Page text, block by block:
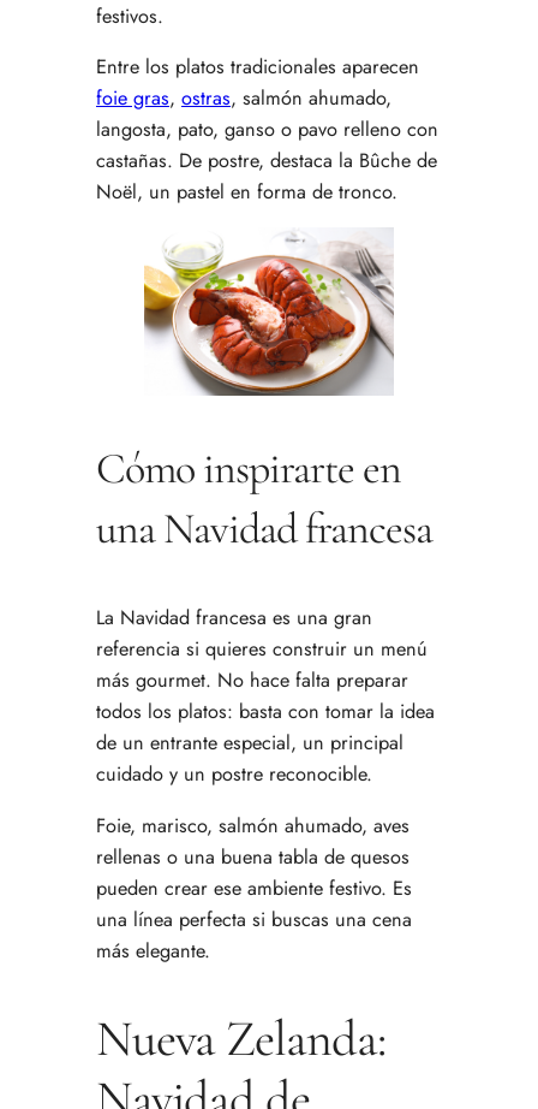
festivos.
Entre los platos tradicionales aparecen
foie gras, ostras, salmón ahumado,
langosta, pato, ganso o pavo relleno con
castañas. De postre, destaca la Bûche de
Noël, un pastel en forma de tronco.
Cómo inspirarte en
una Navidad francesa
La Navidad francesa es una gran
referencia si quieres construir un menú
más gourmet. No hace falta preparar
todos los platos: basta con tomar la idea
de un entrante especial, un principal
cuidado y un postre reconocible.
Foie, marisco, salmón ahumado, aves
rellenas o una buena tabla de quesos
pueden crear ese ambiente festivo. Es
una línea perfecta si buscas una cena
más elegante.
Nueva Zelanda: